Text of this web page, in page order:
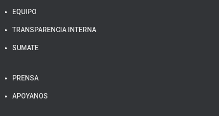
EQUIPO
TRANSPARENCIA INTERNA
SUMATE
PRENSA
APOYANOS